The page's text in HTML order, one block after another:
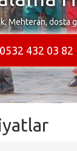
Mehteran, dosta
432 03 82